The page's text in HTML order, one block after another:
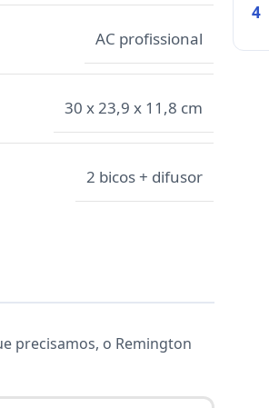
AC profissional
30 x 23,9 x 11,8 cm
2 bicos + difusor
precisamos, o Remington
4